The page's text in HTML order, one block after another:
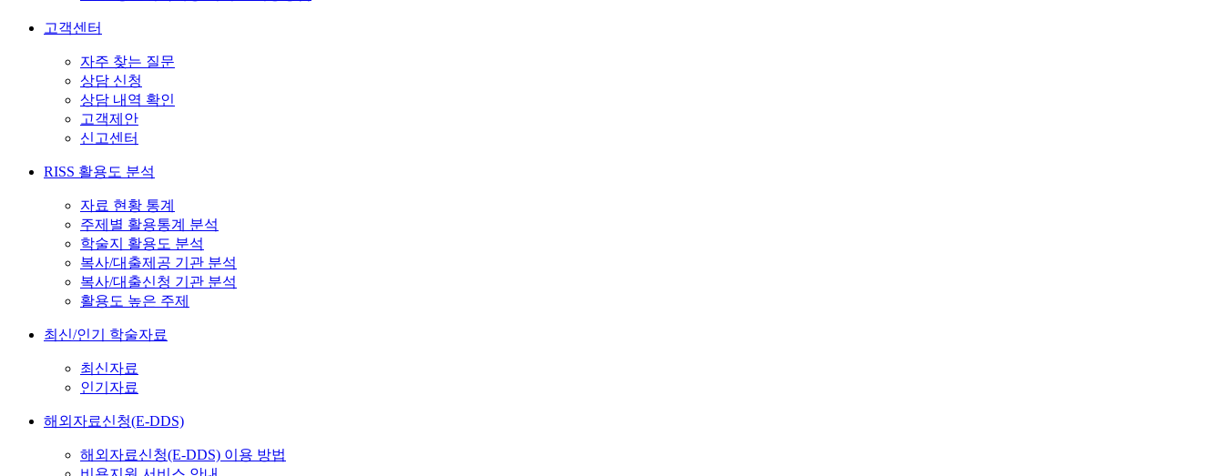
고객센터
자주 찾는 질문
상담 신청
상담 내역 확인
고객제안
신고센터
RISS 활용도 분석
자료 현황 통계
주제별 활용통계 분석
학술지 활용도 분석
복사/대출제공 기관 분석
복사/대출신청 기관 분석
활용도 높은 주제
최신/인기 학술자료
최신자료
인기자료
해외자료신청(E-DDS)
해외자료신청(E-DDS) 이용 방법